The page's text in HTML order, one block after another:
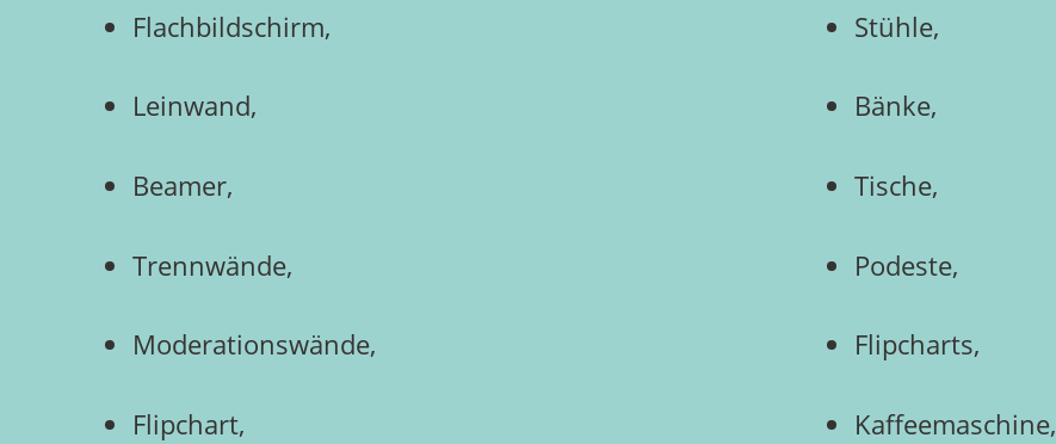
Flachbildschirm,
Leinwand,
Beamer,
Trennwände,
Moderationswände,
Flipchart,
Stühle,
Bänke,
Tische,
Podeste,
Flipcharts,
Kaffeemaschine,